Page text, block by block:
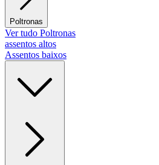
Poltronas
Ver tudo Poltronas
assentos altos
Assentos baixos